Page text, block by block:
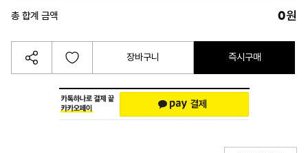
총 합계 금액 0원
장바구니 즉시구매